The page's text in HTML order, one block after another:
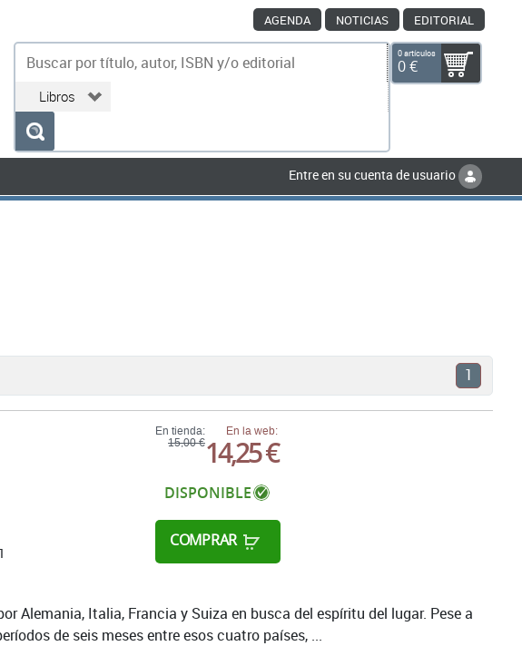
AGENDA NOTICIAS EDITORIAL
0 artículos
0 €
Entre en su cuenta de usuario
1
En tienda:
15,00 €
En la web:
14,25 €
DISPONIBLE
COMPRAR
Alemania, Italia, Francia y Suiza en busca del espíritu del lugar. Pese a
de seis meses entre esos cuatro países, ...